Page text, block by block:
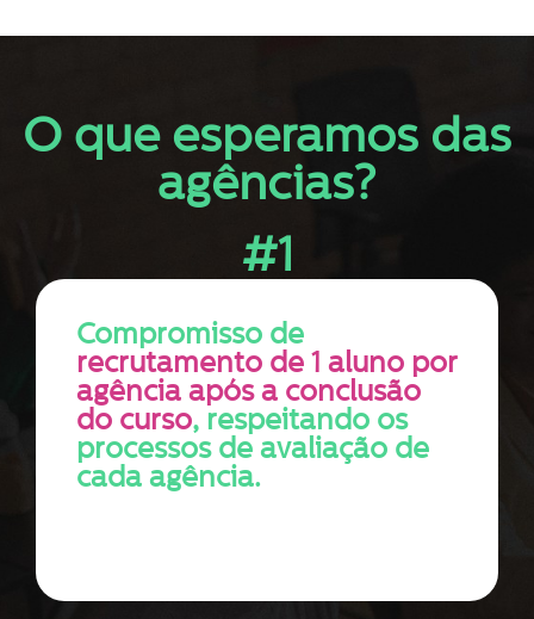
O que esperamos das
agências?
#1
Compromisso de
recrutamento de 1 aluno por
agência após a conclusão
do curso, respeitando os
processos de avaliação de
cada agência.